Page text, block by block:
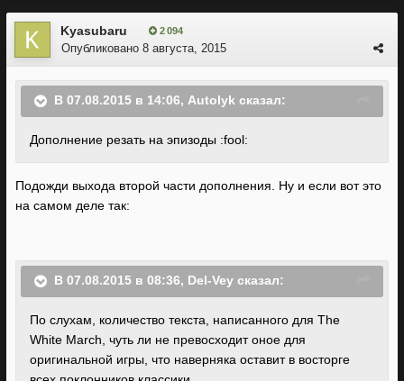
Kyasubaru 2 094
Опубликовано 8 августа, 2015
В 07.08.2015 в 14:06, Autolyk сказал:
Дополнение резать на эпизоды :fool:
Подожди выхода второй части дополнения. Ну и если вот это
на самом деле так:
В 07.08.2015 в 08:36, Del-Vey сказал:
По слухам, количество текста, написанного для The
White March, чуть ли не превосходит оное для
оригинальной игры, что наверняка оставит в восторге